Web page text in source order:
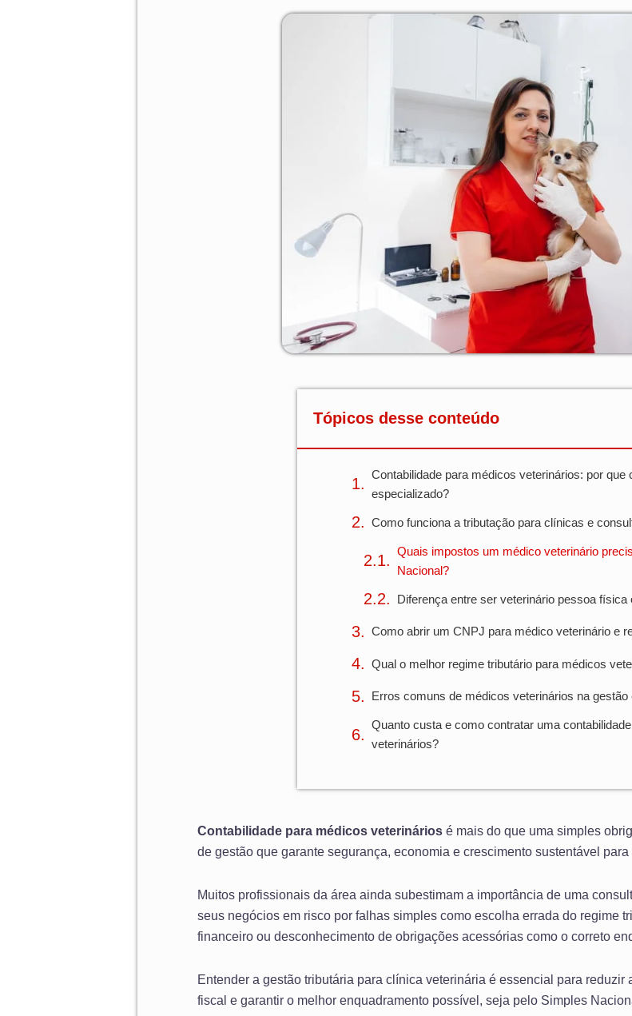
Tópicos desse conteúdo
Contabilidade para médicos veterinários: por que
especializado?
Como funciona a tributação para clínicas e
Quais impostos um médico veterinário
Nacional?
Diferença entre ser veterinário pessoa física
Como abrir um CNPJ para médico veterinário e
Qual o melhor regime tributário para médicos
Erros comuns de médicos veterinários na
Quanto custa e como contratar uma
veterinários?
Contabilidade para médicos veterinários é mais do que uma simples
de gestão que garante segurança, economia e crescimento sustentável
Muitos profissionais da área ainda subestimam a importância de uma
seus negócios em risco por falhas simples como escolha errada do regime
financeiro ou desconhecimento de obrigações acessórias como o correto
Entender a gestão tributária para clínica veterinária é essencial para
fiscal e garantir o melhor enquadramento possível, seja pelo Simples